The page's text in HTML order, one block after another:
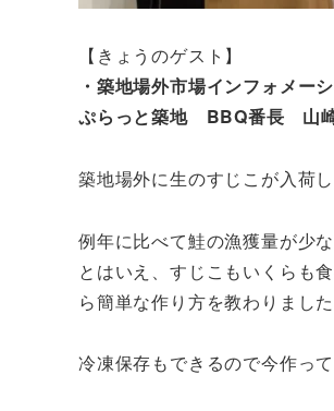
【きょうのゲスト】
・築地場外市場インフォメー
ぷらっと築地 BBQ番長 山
築地場外に生のすじこが入荷
例年に比べて鮭の漁獲量が少
とはいえ、すじこもいくらも
ら簡単な作り方を教わりました
冷凍保存もできるので今作っ